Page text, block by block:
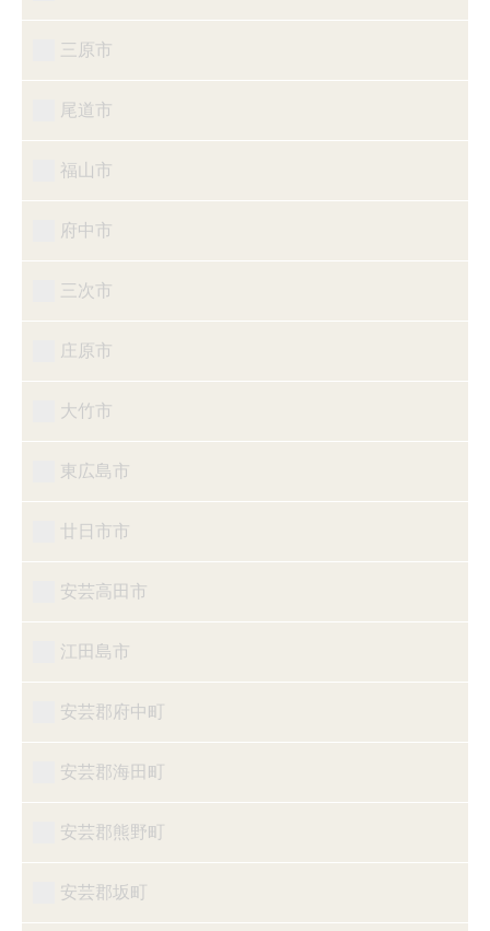
三原市
尾道市
福山市
府中市
三次市
庄原市
大竹市
東広島市
廿日市市
安芸高田市
江田島市
安芸郡府中町
安芸郡海田町
安芸郡熊野町
安芸郡坂町